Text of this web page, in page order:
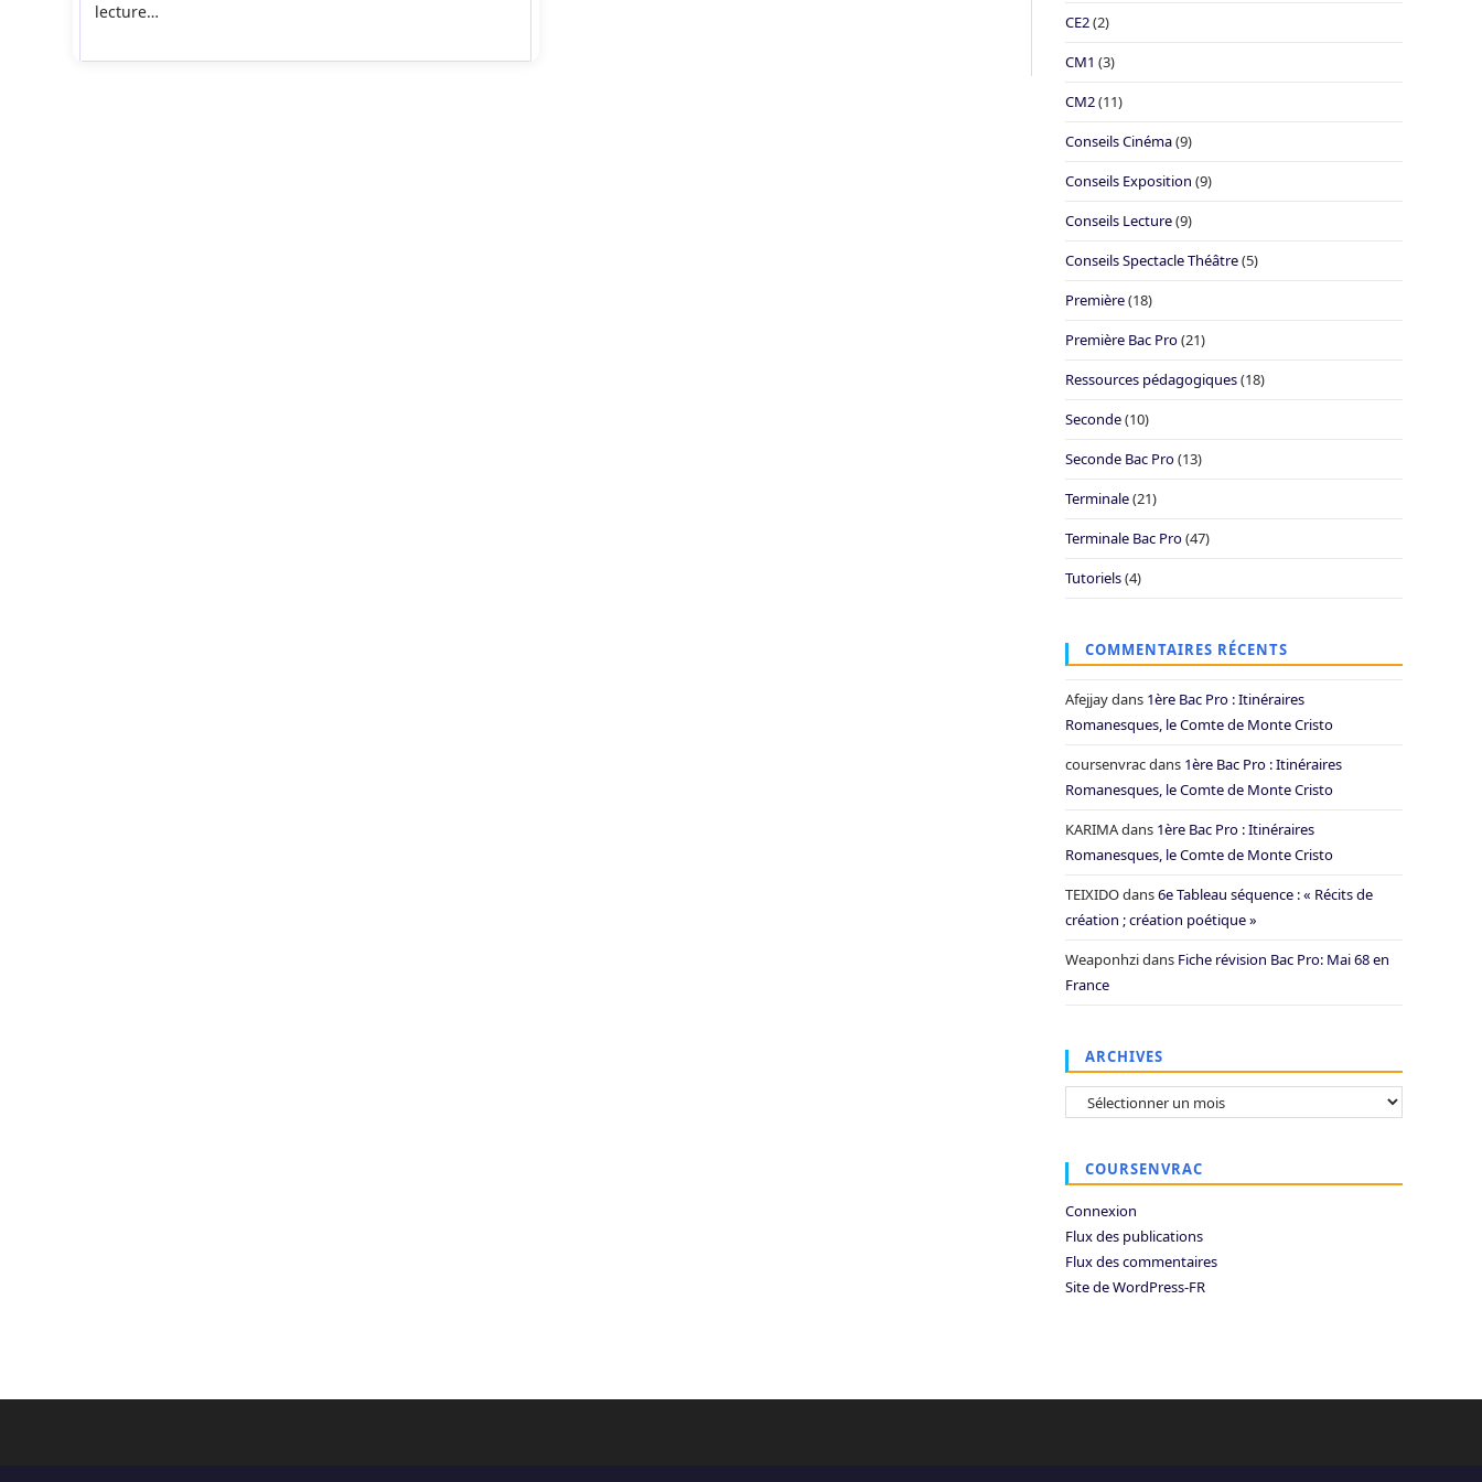
lecture… CE2(2)
CM1 (3)
CM2(11)
Conseils Cinéma(9)
Conseils Exposition (9)
Conseils Lecture(9)
Conseils Spectacle Théâtre(5)
Première(18)
Première Bac Pro(21)
Ressources pédagogiques(18)
Seconde(10)
Seconde Bac Pro(13)
Terminale(21)
Terminale Bac Pro(47)
Tutoriels(4)
COMMENTAIRES RÉCENTS
Afejjaydans 1ère Bac Pro : Itinéraires
Romanesques, le Comte de Monte Cristo
coursenvracdans 1ère Bac Pro : Itinéraires
Romanesques, le Comte de Monte Cristo
KARIMAdans 1ère Bac Pro : Itinéraires
Romanesques, le Comte de Monte Cristo
TEIXIDOdans6e Tableau séquence : « Récits de
création ; création poétique »
Weaponhzidans Fiche révision Bac Pro: Mai 68 en
France
ARCHIVES
Archives
COURSENVRAC
Connexion
Flux des publications
Flux des commentaires
Site de WordPress-FR